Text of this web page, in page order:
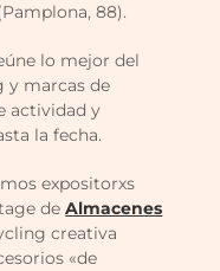
88).
lo mejor del
y marcas de
actividad y
la fecha.
expositorxs
de Almacenes
creativa
«de